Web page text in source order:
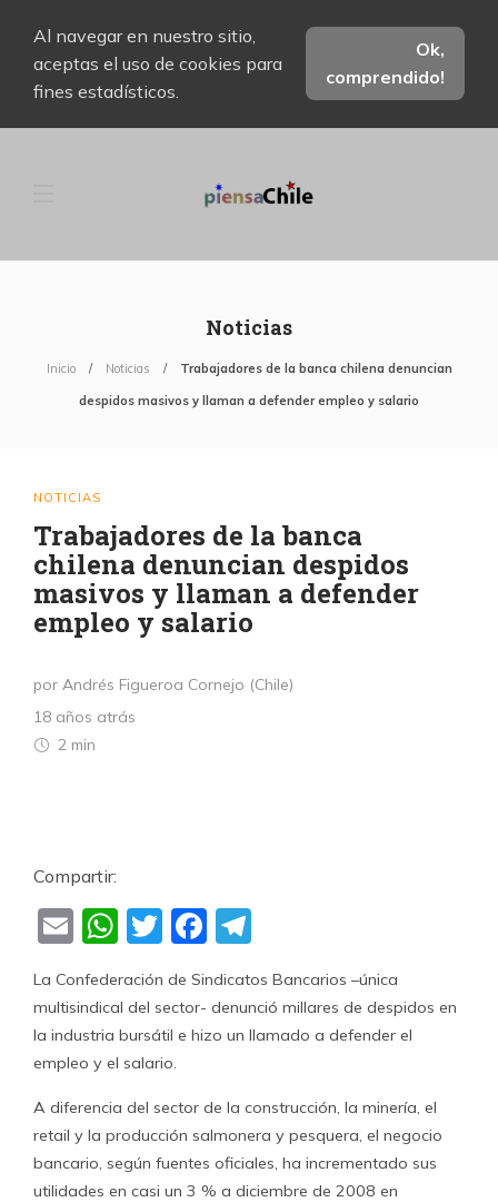
Al navegar en nuestro sitio,
aceptas el uso de cookies para
fines estadísticos.
Ok,
comprendido!
Noticias
Inicio Noticias Trabajadores de la banca chilena denuncian
despidos masivos y llaman a defender empleo y salario
NOTICIAS
Trabajadores de la banca
chilena denuncian despidos
masivos y llaman a defender
empleo y salario
por Andrés Figueroa Cornejo (Chile)
18 años atrás
2 min
Compartir:
EmailWhatsApp
TwitterFacebook
La Confederación de Sindicatos Bancarios –única
multisindical del sector- denunció millares de despidos en
la industria bursátil e hizo un llamado a defender el
empleo y el salario.
A diferencia del sector de la construcción, la minería, el
retail y la producción salmonera y pesquera, el negocio
bancario, según fuentes oficiales, ha incrementado sus
utilidades en casi un 3 % a diciembre de 2008 en